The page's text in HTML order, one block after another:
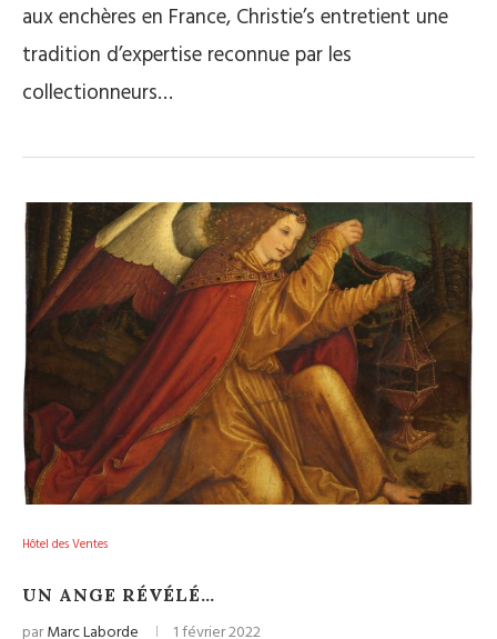
aux enchères en France, Christie’s entretient une
tradition d’expertise reconnue par les
collectionneurs…
Hôtel des Ventes
UN ANGE RÉVÉLÉ…
parMarc Laborde 1 février 2022